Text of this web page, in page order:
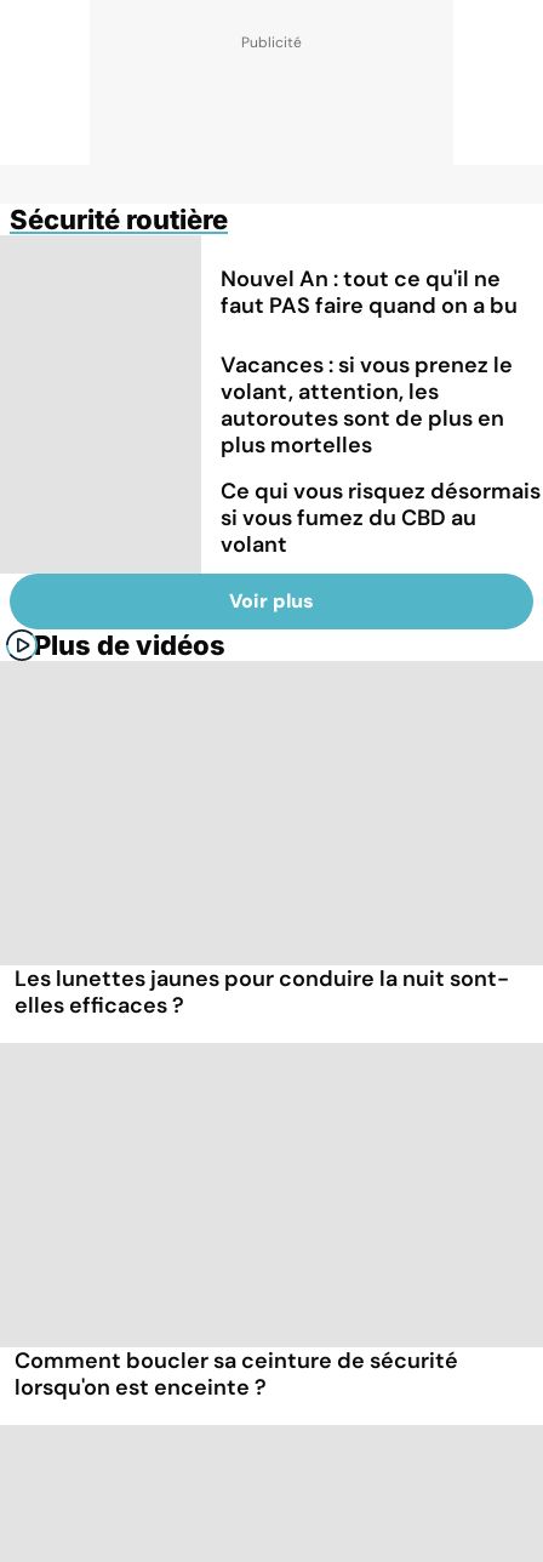
Sécurité routière
Nouvel An : tout ce qu'il ne
faut PAS faire quand on a bu
Vacances : si vous prenez le
volant, attention, les
autoroutes sont de plus en
plus mortelles
Ce qui vous risquez désormais
si vous fumez du CBD au
volant
Voir plus
Plus de vidéos
Les lunettes jaunes pour conduire la nuit sont-
elles efficaces ?
Comment boucler sa ceinture de sécurité
lorsqu'on est enceinte ?